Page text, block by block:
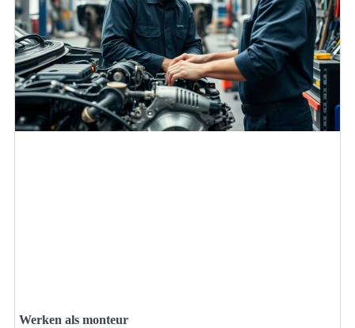
Werken als monteur